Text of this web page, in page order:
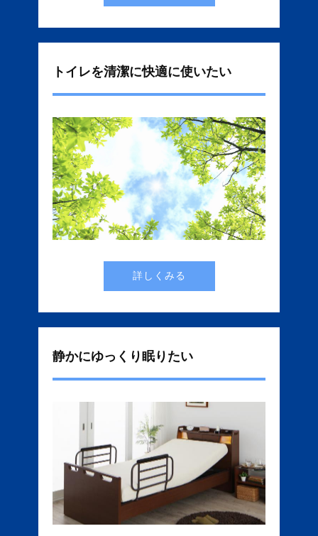
トイレを清潔に快適に使いたい
詳しくみる
静かにゆっくり眠りたい